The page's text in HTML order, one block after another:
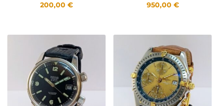
200,00 € 950,00 €